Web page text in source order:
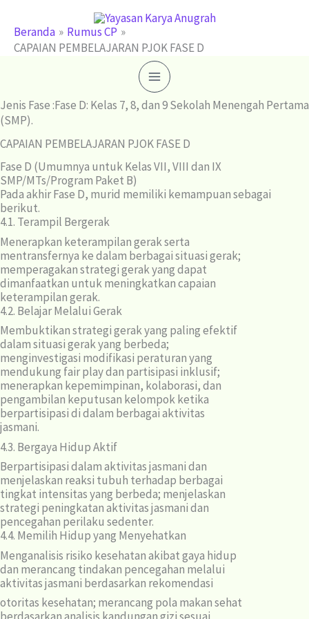
konten
Beranda
Rumus CP
CAPAIAN PEMBELAJARAN PJOK FASE D
Jenis Fase :Fase D: Kelas 7, 8, dan 9 Sekolah Menengah Pertama
(SMP).
CAPAIAN PEMBELAJARAN PJOK FASE D
Fase D (Umumnya untuk Kelas VII, VIII dan IX
SMP/MTs/Program Paket B)
Pada akhir Fase D, murid memiliki kemampuan sebagai
berikut.
4.1. Terampil Bergerak
Menerapkan keterampilan gerak serta
mentransfernya ke dalam berbagai situasi gerak;
memperagakan strategi gerak yang dapat
dimanfaatkan untuk meningkatkan capaian
keterampilan gerak.
4.2. Belajar Melalui Gerak
Membuktikan strategi gerak yang paling efektif
dalam situasi gerak yang berbeda;
menginvestigasi modifikasi peraturan yang
mendukung fair play dan partisipasi inklusif;
menerapkan kepemimpinan, kolaborasi, dan
pengambilan keputusan kelompok ketika
berpartisipasi di dalam berbagai aktivitas
jasmani.
4.3. Bergaya Hidup Aktif
Berpartisipasi dalam aktivitas jasmani dan
menjelaskan reaksi tubuh terhadap berbagai
tingkat intensitas yang berbeda; menjelaskan
strategi peningkatan aktivitas jasmani dan
pencegahan perilaku sedenter.
4.4. Memilih Hidup yang Menyehatkan
Menganalisis risiko kesehatan akibat gaya hidup
dan merancang tindakan pencegahan melalui
aktivitas jasmani berdasarkan rekomendasi
otoritas kesehatan; merancang pola makan sehat